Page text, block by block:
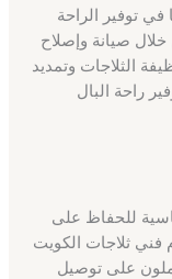
توفير الراحة
صيانة وإصلاح
الثلاجات وتمديد
راحة البال
للحفاظ على
فني ثلاجات الكويت
على توصيل